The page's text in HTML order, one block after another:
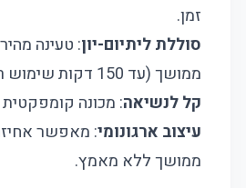
זמן.
סוללת ליתיום-יון: טעינה
ממושך (עד 150 דקות שימוש רצוף).
קל לנשיאה: מכונה
עיצוב ארגונומי: מאפשר
ממושך ללא מאמץ.